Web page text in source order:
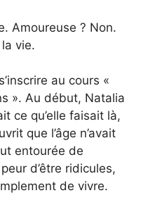
Amoureuse ? Non.
vie.
au cours «
». Au début, Natalia
ce qu’elle faisait là,
que l’âge n’avait
entourée de
d’être ridicules,
de vivre.